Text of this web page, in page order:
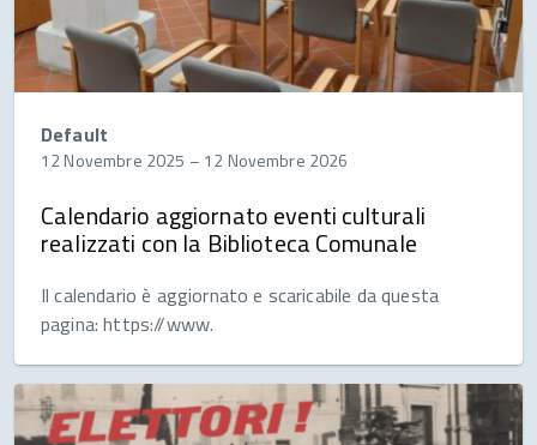
Default
12 Novembre 2025 – 12 Novembre 2026
Calendario aggiornato eventi culturali
realizzati con la Biblioteca Comunale
Il calendario è aggiornato e scaricabile da questa
pagina: https://www.